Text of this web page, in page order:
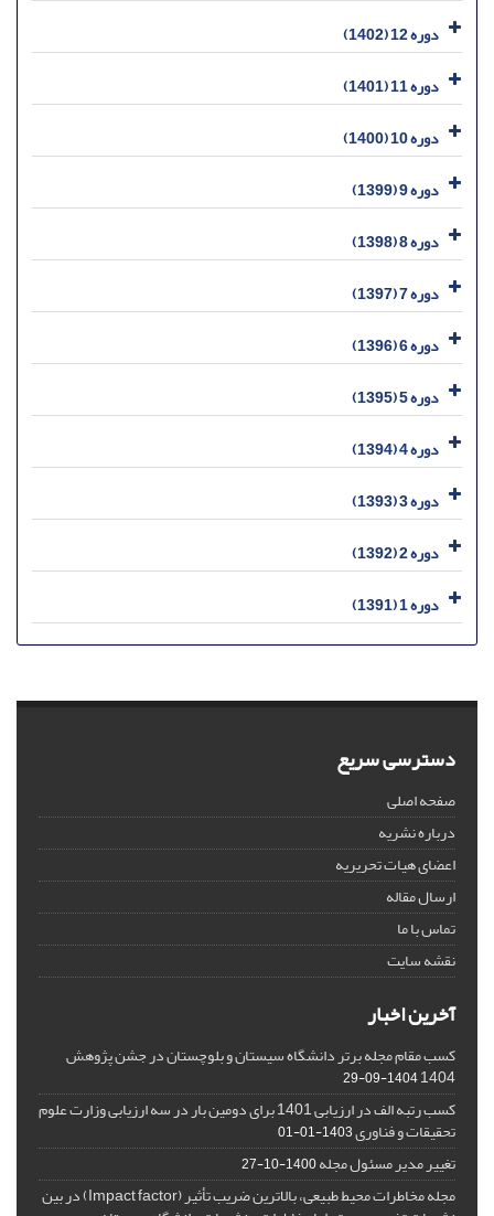
دوره 12 (1402)
دوره 11 (1401)
دوره 10 (1400)
دوره 9 (1399)
دوره 8 (1398)
دوره 7 (1397)
دوره 6 (1396)
دوره 5 (1395)
دوره 4 (1394)
دوره 3 (1393)
دوره 2 (1392)
دوره 1 (1391)
دسترسی سریع
صفحه اصلی
درباره نشریه
اعضای هیات تحریریه
ارسال مقاله
تماس با ما
نقشه سایت
آخرین اخبار
کسب مقام مجله برتر دانشگاه سیستان و بلوچستان در جشن پژوهش
1404
1404-09-29
کسب رتبه الف در ارزیابی 1401 برای دومین بار در سه ارزیابی وزارت علوم
تحقیقات و فناوری1403-01-01
تغییر مدیر مسئول مجله1400-10-27
مجله مخاطرات محیط طبیعی، بالاترین ضریب تأثیر (Impact factor) در بین